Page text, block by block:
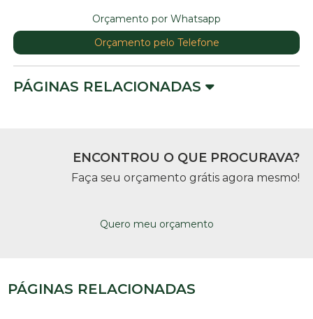
Orçamento por Whatsapp
Orçamento pelo Telefone
PÁGINAS RELACIONADAS
ENCONTROU O QUE PROCURAVA?
Faça seu orçamento grátis agora mesmo!
Quero meu orçamento
PÁGINAS RELACIONADAS